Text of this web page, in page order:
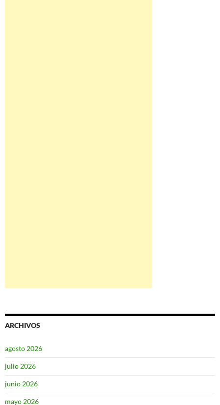
ARCHIVOS
agosto 2026
julio 2026
junio 2026
mayo 2026